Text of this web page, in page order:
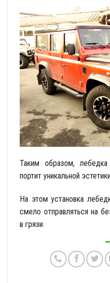
Таким образом,
портит уникальной
На этом установка
смело отправляться на
в грязи.